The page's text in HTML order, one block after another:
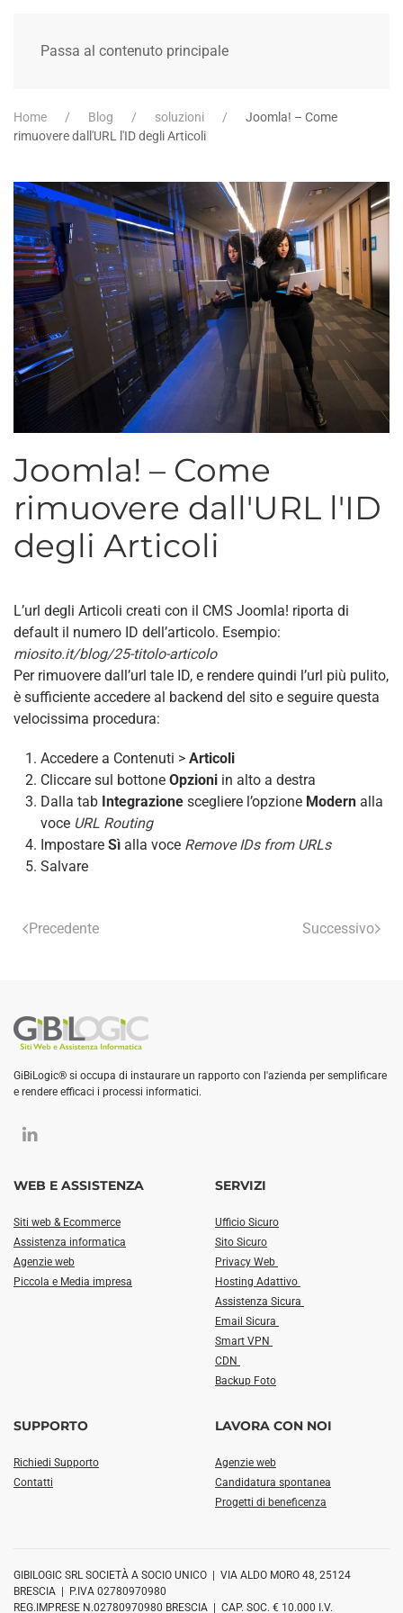
Passa al contenuto principale
Home Blog soluzioni
Joomla! – Come
rimuovere dall'URL l'ID degli Articoli
Joomla! – Come
rimuovere dall'URL l'ID
degli Articoli
L’url degli Articoli creati con il CMS Joomla! riporta di
default il numero ID dell’articolo. Esempio:
miosito.it/blog/25-titolo-articolo
Per rimuovere dall’url tale ID, e rendere quindi l’url più pulito,
è sufficiente accedere al backend del sito e seguire questa
velocissima procedura:
Accedere a Contenuti > Articoli
Cliccare sul bottone Opzioni in alto a destra
Dalla tab Integrazione scegliere l’opzione Modern alla
voce URL Routing
Impostare Sì alla voce Remove IDs from URLs
Salvare
Precedente Successivo
GiBiLogic® si occupa di instaurare un rapporto con l'azienda per semplificare
e rendere efficaci i processi informatici.
WEB E ASSISTENZA
Siti web & Ecommerce
Assistenza informatica
Agenzie web
Piccola e Media impresa
SERVIZI
Ufficio Sicuro
Sito Sicuro
Privacy Web
Hosting Adattivo
Assistenza Sicura
Email Sicura
Smart VPN
CDN
Backup Foto
SUPPORTO
Richiedi Supporto
Contatti
LAVORA CON NOI
Agenzie web
Candidatura spontanea
Progetti di beneficenza
GIBILOGIC SRL SOCIETÀ A SOCIO UNICO | VIA ALDO MORO 48, 25124
BRESCIA | P.IVA 02780970980
REG.IMPRESE N.02780970980 BRESCIA | CAP. SOC. € 10.000 I.V.